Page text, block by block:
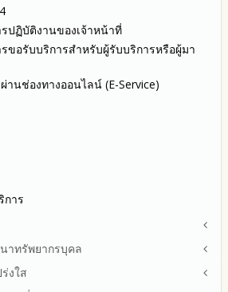
ปฏิบัติงานของเจ้าหน้าที่
ขอรับบริการสำหรับผู้รับบริการหรือผู้มา
านช่องทางออนไลน์ (E-Service)
การ
งหรือการจัดหาพัสดุรายเดือน ประจำ
(แบบ สขร.1)
าทรัพยากรบุคล
รบริหารและพัฒนาทรัพยากรบุคลล ประจำ
งใส